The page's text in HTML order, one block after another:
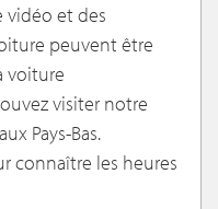
vidéo et des
peuvent être
voiture
visiter notre
Pays-Bas.
connaître les heures